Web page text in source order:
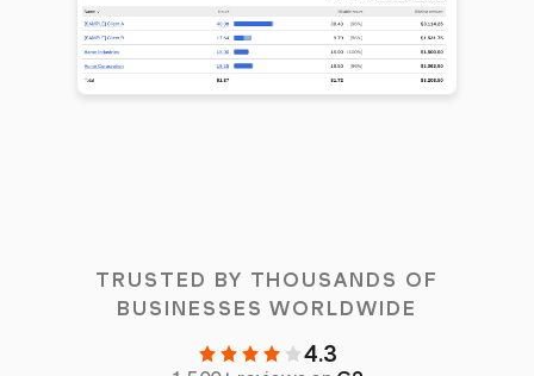
TRUSTED BY THOUSANDS OF
BUSINESSES WORLDWIDE
4.3